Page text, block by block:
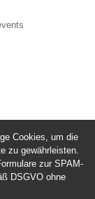
Cookies, um die
zu gewährleisten.
zur SPAM-
DSGVO ohne